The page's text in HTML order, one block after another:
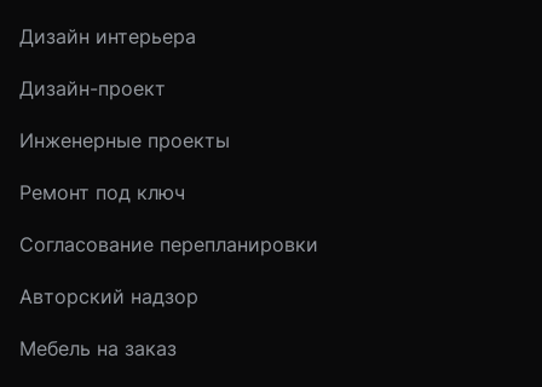
Дизайн интерьера
Дизайн-проект
Инженерные проекты
Ремонт под ключ
Согласование перепланировки
Авторский надзор
Мебель на заказ